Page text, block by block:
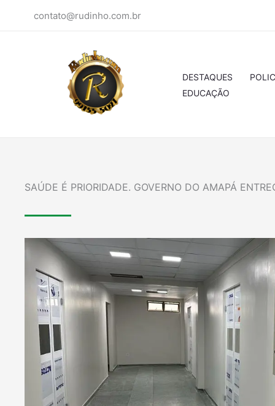
contato@rudinho.com.br
DESTAQUES
EDUCAÇÃO
SAÚDE É PRIORIDADE. GOVERNO DO AMAPÁ